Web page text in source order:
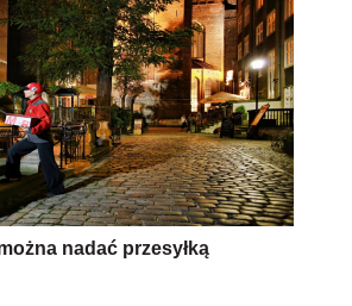
nadać przesyłką